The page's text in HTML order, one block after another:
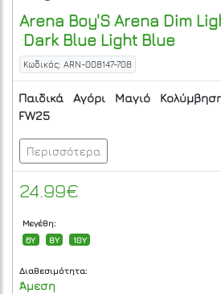
Arena Boy'S Arena Dim
Dark Blue Light Blue
Κωδικός: ARN-008147-708
Παιδικά Αγόρι Μαγιό
FW25
Περισσότερα
24.99€
Μεγέθη:
6Y
8Y 10Y
Διαθεσιμότητα:
Άμεση